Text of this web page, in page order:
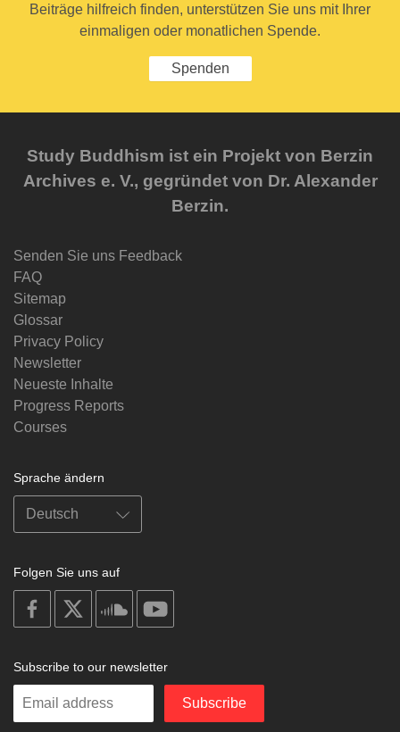
Beiträge hilfreich finden, unterstützen Sie uns mit Ihrer
einmaligen oder monatlichen Spende.
Spenden
Study Buddhism ist ein Projekt von Berzin
Archives e. V., gegründet von Dr. Alexander
Berzin.
Senden Sie uns Feedback
FAQ
Sitemap
Glossar
Privacy Policy
Newsletter
Neueste Inhalte
Progress Reports
Courses
Sprache ändern
Folgen Sie uns auf
on
facebook
on
on
soundcloud
Subscribe to our newsletter
Enter
Subscribe